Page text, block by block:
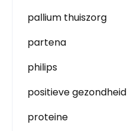
pallium thuiszorg
partena
philips
positieve gezondheid
proteine